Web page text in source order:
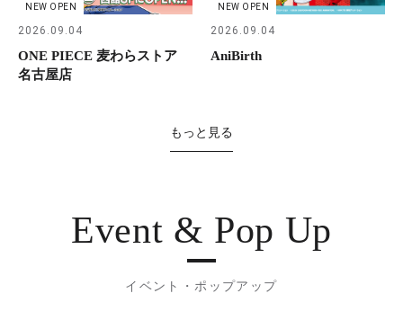
NEW OPEN
2026.09.04
ONE PIECE 麦わらストア
名古屋店
NEW OPEN
2026.09.04
AniBirth
もっと見る
Event & Pop Up
イベント・ポップアップ